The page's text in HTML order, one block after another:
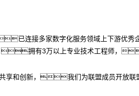
已连接多家数字化服务领域上下游
拥有3万以上专业技术工程师，
享和创新，我们为联盟成员开放